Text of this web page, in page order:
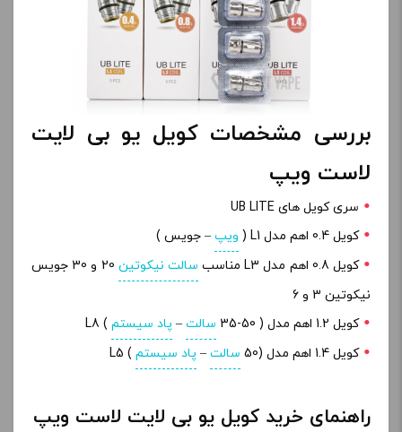
بررسی مشخصات کویل یو بی لایت
لاست ویپ
سری کویل های UB LITE
کویل 0.4 اهم مدل L1 (
ویپ – جویس )
کویل 0.8 اهم مدل L3 مناسب
سالت نیکوتین
20 و 30 جویس
نیکوتین 3 و 6
کویل 1.2 اهم مدل L8 (
پاد سیستم – سالت 35-50 )
کویل 1.4 اهم مدل L5 (
پاد سیستم – سالت 50)
راهنمای خرید کویل یو بی لایت لاست ویپ